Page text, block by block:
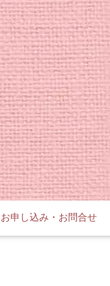
お申し込み・お問合せ